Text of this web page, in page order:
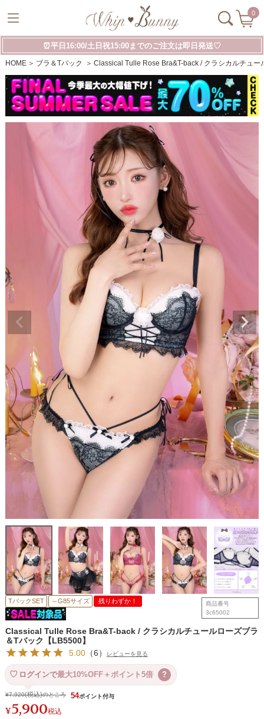
0
⏰平日16:00/土日祝15:00までのご注文は即日発送♡
HOME ブラ＆Tバック Classical Tulle Rose Bra&T-back / クラシカルチュ
TバックSET ～G85サイズ 残りわずか！
商品番号
3c65002
Classical Tulle Rose Bra&T-back / クラシカルチュールローズブラ
＆Tバック【LB5500】
5.00（6） レビューを見る
ログインで最大10%OFF＋ポイント5倍 ?
¥7,920 のところ
¥5,900税込
54